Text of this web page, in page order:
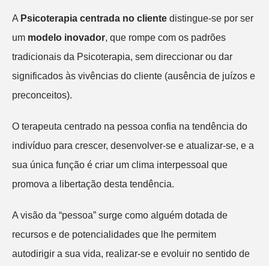
A Psicoterapia centrada no cliente distingue-se por ser
um modelo inovador, que rompe com os padrões
tradicionais da Psicoterapia, sem direccionar ou dar
significados às vivências do cliente (ausência de juízos e
preconceitos).
O terapeuta centrado na pessoa confia na tendência do
indivíduo para crescer, desenvolver-se e atualizar-se, e a
sua única função é criar um clima interpessoal que
promova a libertação desta tendência.
A visão da “pessoa” surge como alguém dotada de
recursos e de potencialidades que lhe permitem
autodirigir a sua vida, realizar-se e evoluir no sentido de